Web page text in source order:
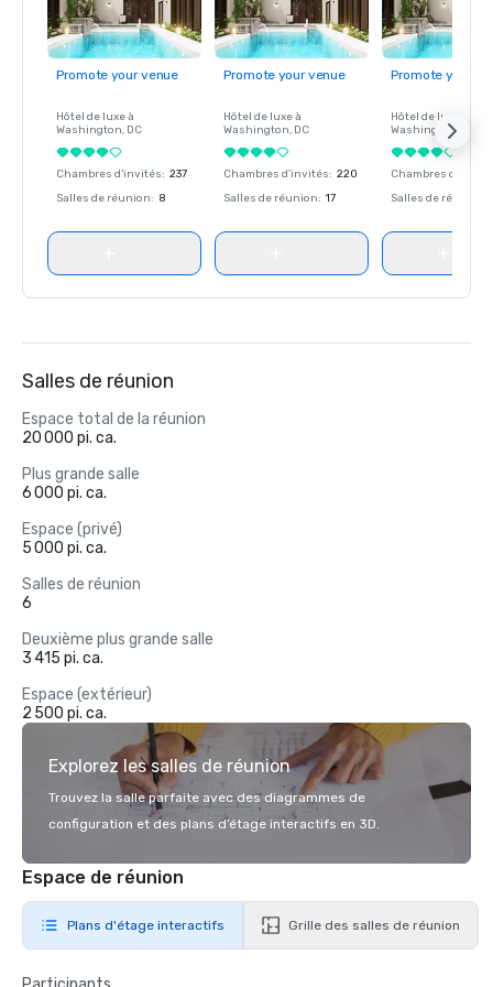
Promote your venue
Hôtel de luxe à
Washington, DC
Chambres d'invités: 237
Salles de réunion: 8
Promote your venue
Hôtel de luxe à
Washington, DC
Chambres d'invités: 220
Salles de réunion: 17
Promote your
Hôtel de luxe à
Washington
Chambres
Salles de réunion
Salles de réunion
Espace total de la réunion
20 000 pi. ca.
Plus grande salle
6 000 pi. ca.
Espace (privé)
5 000 pi. ca.
Salles de réunion
6
Deuxième plus grande salle
3 415 pi. ca.
Espace (extérieur)
2 500 pi. ca.
Explorez les salles de réunion
Trouvez la salle parfaite avec des diagrammes de
configuration et des plans d’étage interactifs en 3D.
Espace de réunion
Plans d'étage interactifs Grille des salles de réunion